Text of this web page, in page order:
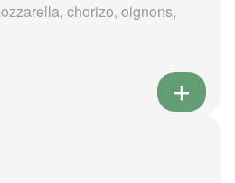
chorizo, oignons,